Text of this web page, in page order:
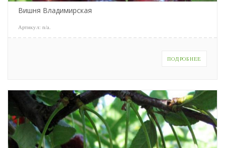
Вишня Владимирская
Артикул: n/a
ПОДРОБНЕЕ